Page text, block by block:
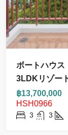
ボートハウス
3LDKリゾー
฿13,700,000
HSH0966
3 3